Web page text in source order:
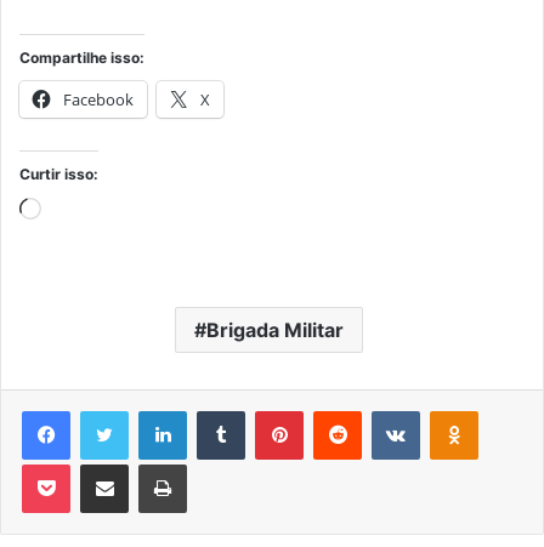
Compartilhe isso:
Facebook X
Curtir isso:
Carregando...
Brigada Militar
FacebookTwitter LinkedinTumblr PinterestReddit VK OK
Pocket Compartilhar via e-mail Imprimir